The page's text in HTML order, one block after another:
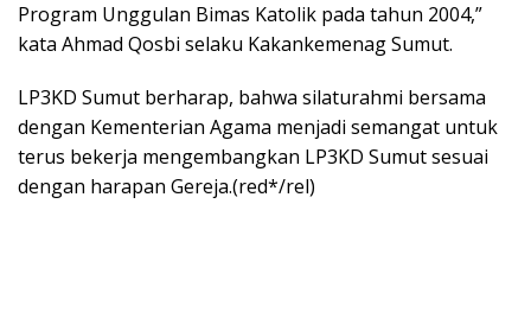
Program Unggulan Bimas Katolik pada tahun 2004,”
kata Ahmad Qosbi selaku Kakankemenag Sumut.
LP3KD Sumut berharap, bahwa silaturahmi bersama
dengan Kementerian Agama menjadi semangat untuk
terus bekerja mengembangkan LP3KD Sumut sesuai
dengan harapan Gereja.(red*/rel)